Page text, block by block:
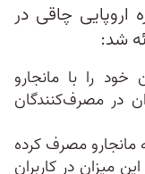
اروپایی چاقی در
شد:
خود را با مانجارو
در مصرف‌کنندگان
مانجارو مصرف کرده
این میزان در کاربران